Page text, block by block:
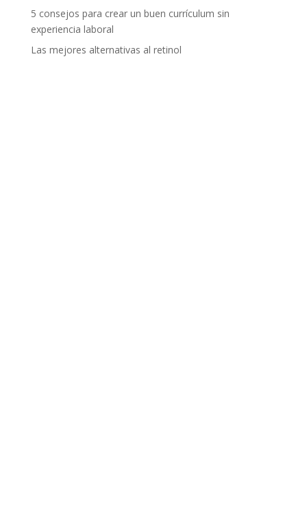
5 consejos para crear un buen currículum sin
experiencia laboral
Las mejores alternativas al retinol